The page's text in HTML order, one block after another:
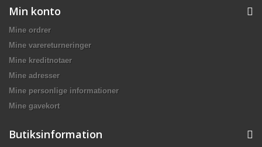
Min konto
Mine ordrer
Mine varereturneringer
Mine kreditnotaer
Mine adresser
Mine personlige informationer
Mine gavekort
Butiksinformation